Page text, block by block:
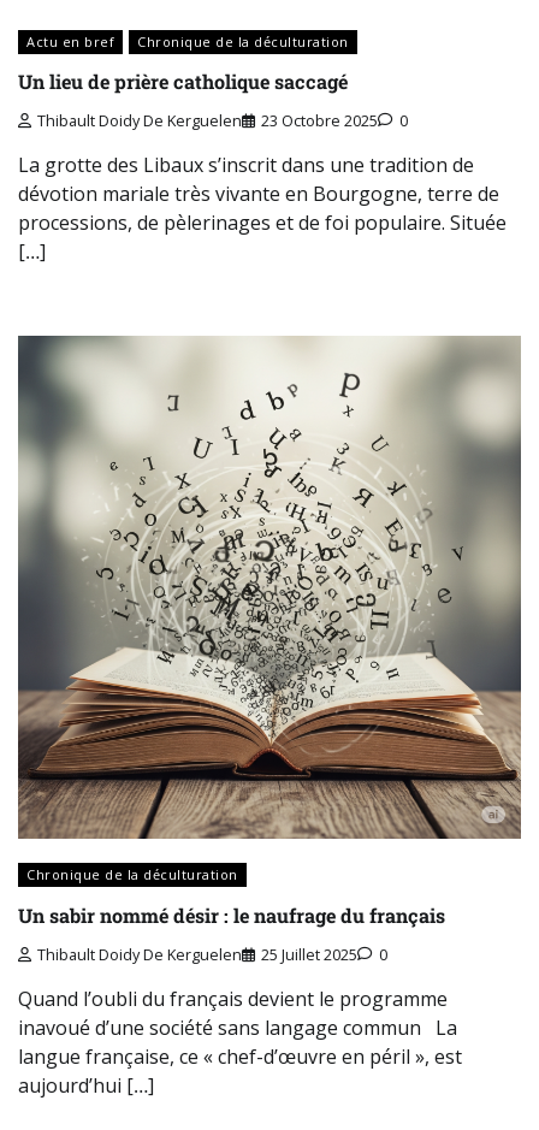
Actu en bref Chronique de la déculturation
Un lieu de prière catholique saccagé
Thibault Doidy De Kerguelen 23 Octobre 2025 0
La grotte des Libaux s’inscrit dans une tradition de
dévotion mariale très vivante en Bourgogne, terre de
processions, de pèlerinages et de foi populaire. Située
[…]
Chronique de la déculturation
Un sabir nommé désir : le naufrage du français
Thibault Doidy De Kerguelen 25 Juillet 2025 0
Quand l’oubli du français devient le programme
inavoué d’une société sans langage commun La
langue française, ce « chef-d’œuvre en péril », est
aujourd’hui […]